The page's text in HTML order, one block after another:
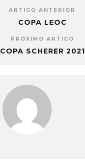
ARTIGO ANTERIOR
COPA LEOC
PRÓXIMO ARTIGO
COPA SCHERER 2021